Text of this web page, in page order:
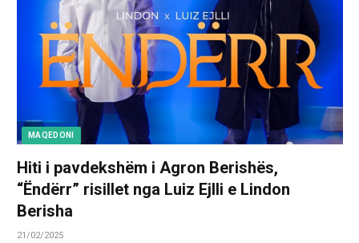
MAQEDONI
Hiti i pavdekshëm i Agron Berishës,
“Ëndërr” risillet nga Luiz Ejlli e Lindon
Berisha
21/02/2025